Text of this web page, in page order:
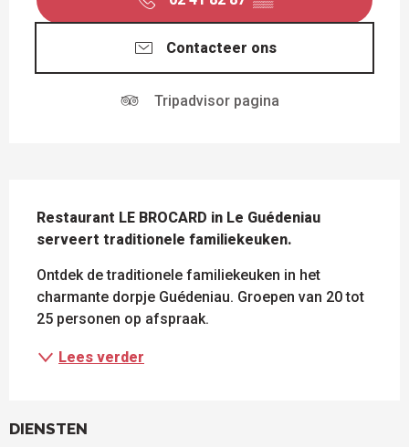
Contacteer ons
Tripadvisor pagina
Restaurant LE BROCARD in Le Guédeniau
serveert traditionele familiekeuken.
Ontdek de traditionele familiekeuken in het
charmante dorpje Guédeniau. Groepen van 20 tot
25 personen op afspraak.
Lees verder
DIENSTEN